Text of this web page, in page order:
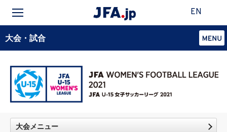
EN
大会・試合
大会メニュー